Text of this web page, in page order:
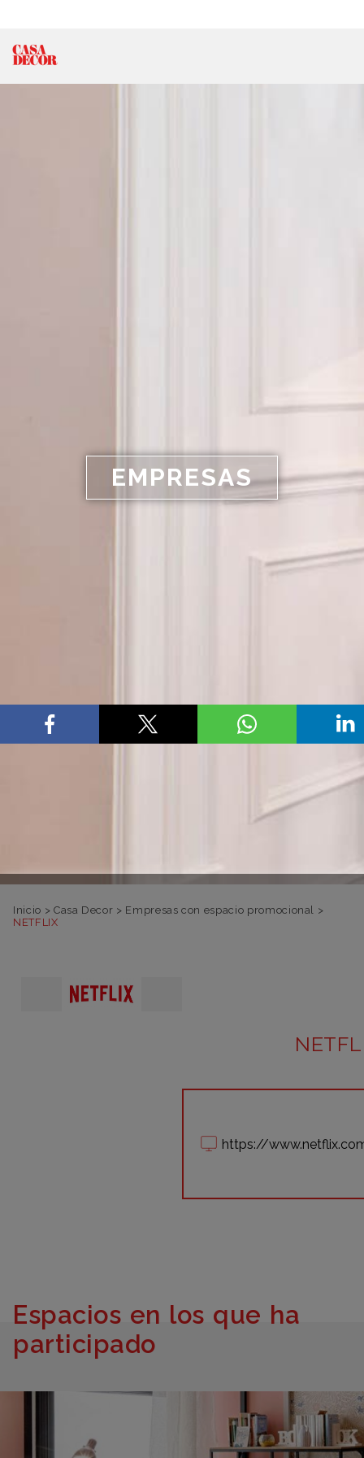
EMPRESAS
Inicio > Casa Decor > Empresas con espacio promocional >
NETFLIX
https://
Espacios en los que ha
participado